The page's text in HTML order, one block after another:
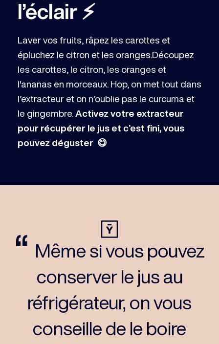
l’éclair ⚡️
Laver vos fruits, râpez les carottes et
épluchez le citron et les oranges.Découpez
les carottes, le citron, les oranges et
l'ananas en morceaux. Hop, on met tout dans
l’extracteur et on n’oublie pas le curcuma et
le gingembre. Activez votre extracteur
pour récupérer le jus et c’est fini, vous
pouvez déguster 😋
“ Même si vous pouvez
conserver le jus au
réfrigérateur, on vous
conseille de le boire